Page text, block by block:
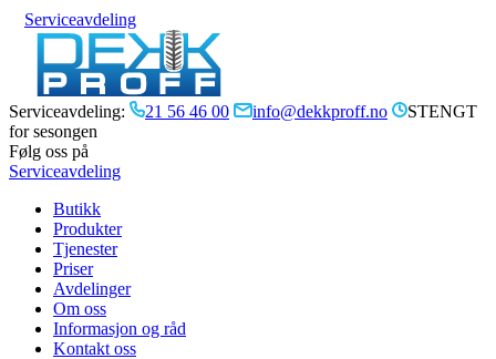
Serviceavdeling
Serviceavdeling: 21 56 46 00 info@dekkproff.no
STENGT
for sesongen
Følg oss på
Serviceavdeling
Butikk
Produkter
Tjenester
Priser
Avdelinger
Om oss
Informasjon og råd
Kontakt oss